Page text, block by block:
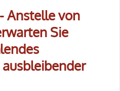
Anstelle von
Sie